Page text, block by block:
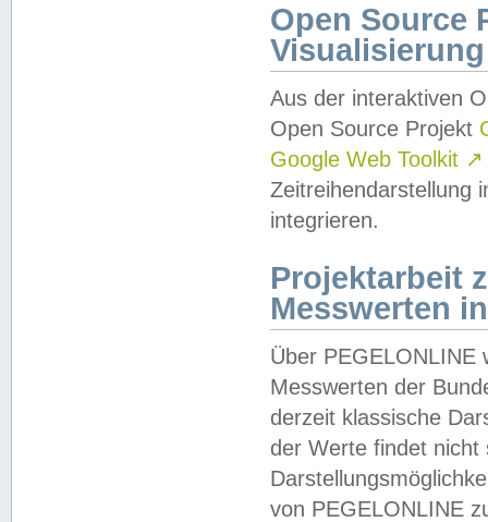
Open Source
Visualisierung
Aus der interaktiven
Open Source Projekt
Google Web Toolkit ↗
Zeitreihendarstellung
integrieren.
Projektarbeit
Messwerten
Über PEGELONLINE
Messwerten der
derzeit klassische
der Werte findet
von PEGELONLINE